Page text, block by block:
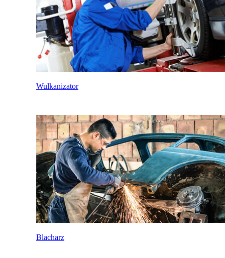
Wulkanizator
Blacharz